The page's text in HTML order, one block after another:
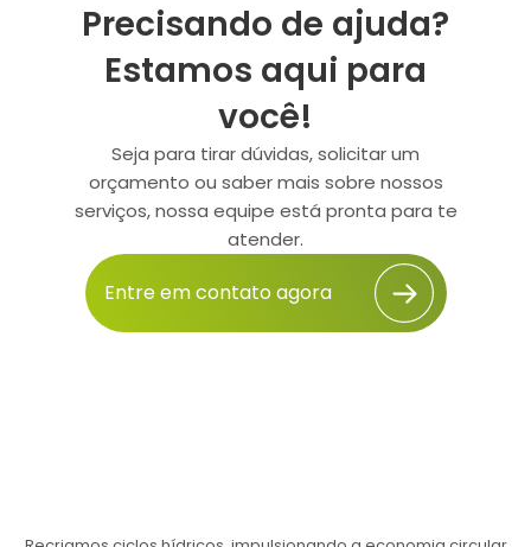
Precisando de ajuda?
Estamos aqui para
você!
Seja para tirar dúvidas, solicitar um
orçamento ou saber mais sobre nossos
serviços, nossa equipe está pronta para te
atender.
Entre em contato agora